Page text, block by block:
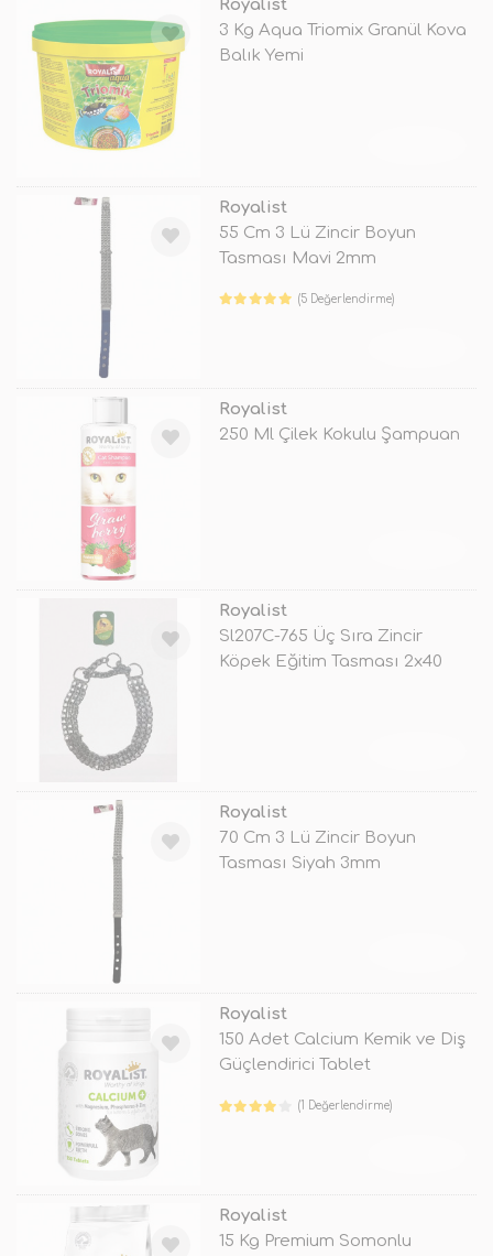
Royalist
3 Kg Aqua Triomix Granül Kova
Balık Yemi
Royalist
55 Cm 3 Lü Zincir Boyun
Tasması Mavi 2mm
(5 Değerlendirme)
Royalist
250 Ml Çilek Kokulu Şampuan
Royalist
Sl207C-765 Üç Sıra Zincir
Köpek Eğitim Tasması 2x40
Royalist
70 Cm 3 Lü Zincir Boyun
Tasması Siyah 3mm
Royalist
150 Adet Calcium Kemik ve Diş
Güçlendirici Tablet
(1 Değerlendirme)
Royalist
15 Kg Premium Somonlu